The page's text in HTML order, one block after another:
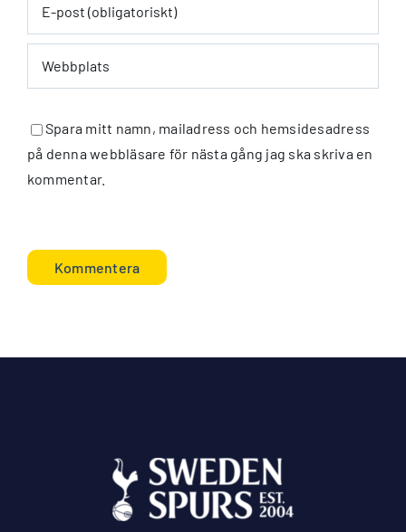
Spara mitt namn, mailadress och hemsidesadress
på denna webbläsare för nästa gång jag ska skriva en
kommentar.